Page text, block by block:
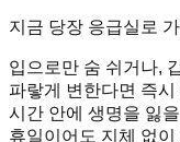
지금 당장 응급실로
입으로만 숨 쉬거나,
파랗게 변한다면 즉
시간 안에 생명을 잃
휴일이어도 지체 없